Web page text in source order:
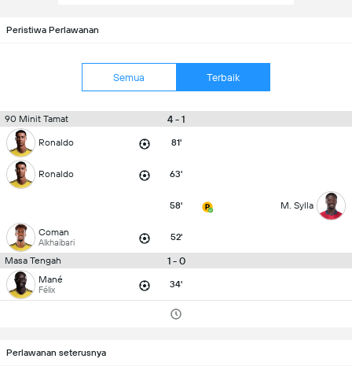
Peristiwa Perlawanan
Semua Terbaik
90 Minit Tamat 4 - 1
Ronaldo 81'
Ronaldo 63'
58' M. Sylla
Coman
Alkhaibari 52'
Masa Tengah 1 - 0
Mané
Félix 34'
Perlawanan seterusnya